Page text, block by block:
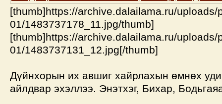
[thumb]https://archive.dalailama.ru/uploads/
01/1483737178_11.jpg/thumb]
[thumb]https://archive.dalailama.ru/uploads/
01/1483737131_12.jpg[/thumb]
Дүйнхорын их авшиг хайрлахын өмнөх
айлдвар эхэллээ. Энэтхэг, Бихар,